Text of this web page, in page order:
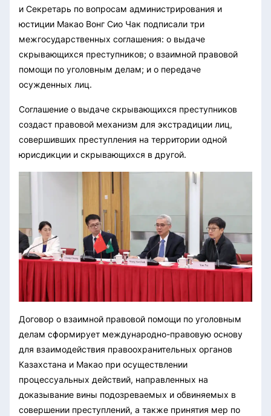
и Секретарь по вопросам администрирования и
юстиции Макао Вонг Сио Чак подписали три
межгосударственных соглашения: о выдаче
скрывающихся преступников; о взаимной правовой
помощи по уголовным делам; и о передаче
осужденных лиц.
Соглашение о выдаче скрывающихся преступников
создаст правовой механизм для экстрадиции лиц,
совершивших преступления на территории одной
юрисдикции и скрывающихся в другой.
Договор о взаимной правовой помощи по уголовным
делам сформирует международно-правовую основу
для взаимодействия правоохранительных органов
Казахстана и Макао при осуществлении
процессуальных действий, направленных на
доказывание вины подозреваемых и обвиняемых в
совершении преступлений, а также принятия мер по